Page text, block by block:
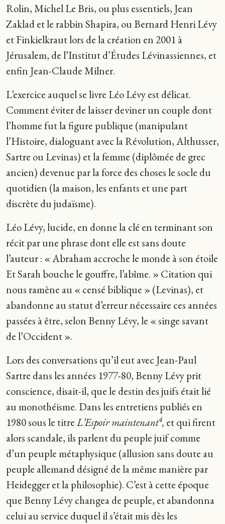
Rolin, Michel Le Bris, ou plus essentiels, Jean
Zaklad et le rabbin Shapira, ou Bernard Henri Lévy
et Finkielkraut lors de la création en 2001 à
Jérusalem, de l’Institut d’Études Lévinassiennes, et
enfin Jean-Claude Milner.
L’exercice auquel se livre Léo Lévy est délicat.
Comment éviter de laisser deviner un couple dont
l’homme fut la figure publique (manipulant
l’Histoire, dialoguant avec la Révolution, Althusser,
Sartre ou Levinas) et la femme (diplômée de grec
ancien) devenue par la force des choses le socle du
quotidien (la maison, les enfants et une part
discrète du judaïsme).
Léo Lévy, lucide, en donne la clé en terminant son
récit par une phrase dont elle est sans doute
l’auteur : « Abraham accroche le monde à son étoile
Et Sarah bouche le gouffre, l’abîme. » Citation qui
nous ramène au « censé biblique » (Levinas), et
abandonne au statut d’erreur nécessaire ces années
passées à être, selon Benny Lévy, le « singe savant
de l’Occident ».
Lors des conversations qu’il eut avec Jean-Paul
Sartre dans les années 1977-80, Benny Lévy prit
conscience, disait-il, que le destin des juifs était lié
au monothéisme. Dans les entretiens publiés en
1980 sous le titreL’Espoir maintenant4, et qui firent
alors scandale, ils parlent du peuple juif comme
d’un peuple métaphysique (allusion sans doute au
peuple allemand désigné de la même manière par
Heidegger et la philosophie). C’est à cette époque
que Benny Lévy changea de peuple, et abandonna
celui au service duquel il s’était mis dès les